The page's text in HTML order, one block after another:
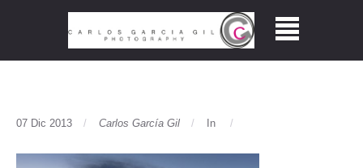
07 Dic 2013 Carlos García Gil In